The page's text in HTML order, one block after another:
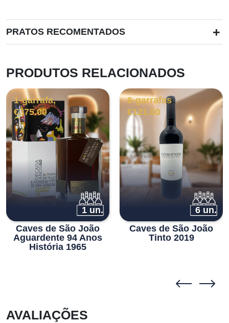
PRATOS RECOMENTADOS +
PRODUTOS RELACIONADOS
1-garrafa,
€375.00
1 un.
Caves de São João
Aguardente 94 Anos
História 1965
6-garrafas
€121.00
6 un.
Caves de São João
Tinto 2019
AVALIAÇÕES